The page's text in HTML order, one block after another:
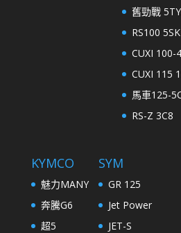
舊勁戰
RS100 5SK
CUXI 100-
CUXI 115
馬車125-
RS-Z 3C8
KYMCO
魅力MANY
奔騰G6
超5
SYM
GR 125
Jet Power
JET-S